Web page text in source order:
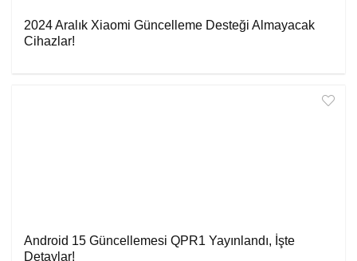
2024 Aralık Xiaomi Güncelleme Desteği Almayacak
Cihazlar!
Android 15 Güncellemesi QPR1 Yayınlandı, İşte
Detaylar!